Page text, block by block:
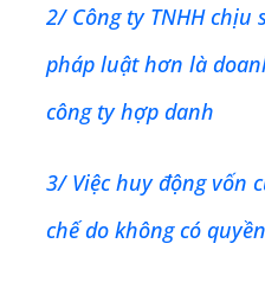
2/ Công ty TNHH chịu
pháp luật hơn là
công ty hợp danh
3/ Việc huy động vốn
chế do không có